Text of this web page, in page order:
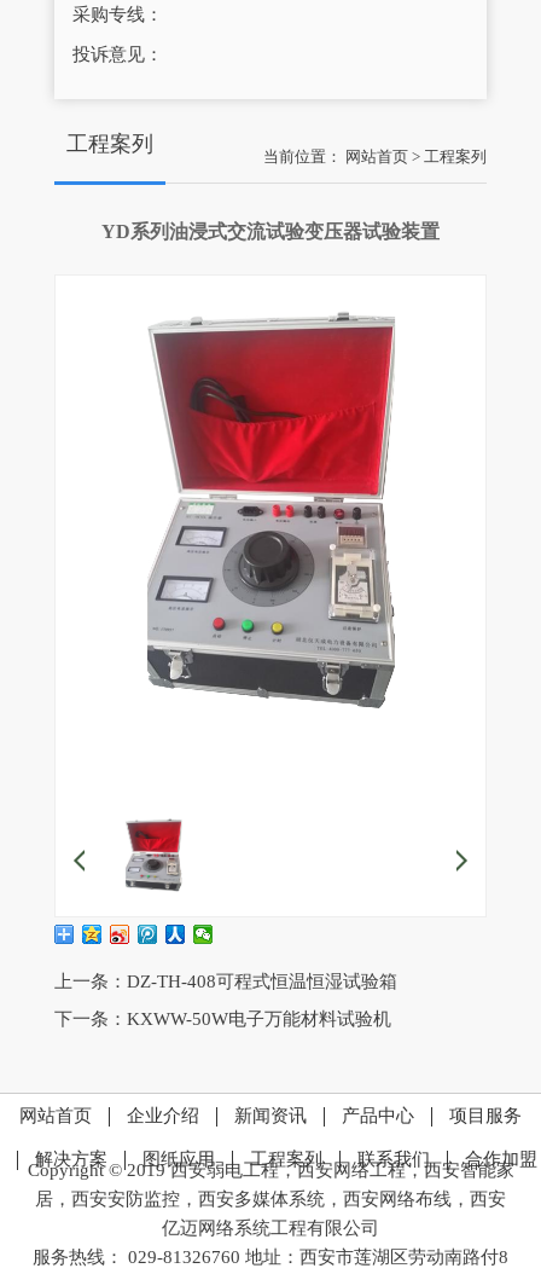
采购专线：
投诉意见：
工程案列
当前位置： 网站首页 > 工程案列
YD系列油浸式交流试验变压器试验装置
上一条： DZ-TH-408可程式恒温恒湿试验箱
下一条： KXWW-50W电子万能材料试验机
网站首页 企业介绍 新闻资讯 产品中心 项目服务
解决方案 图纸应用 工程案列 联系我们 合作加盟
Copyright © 2019 西安弱电工程，西安网络工程，西安智能家
居，西安安防监控，西安多媒体系统，西安网络布线，西安
亿迈网络系统工程有限公司
服务热线： 029-81326760 地址：西安市莲湖区劳动南路付8